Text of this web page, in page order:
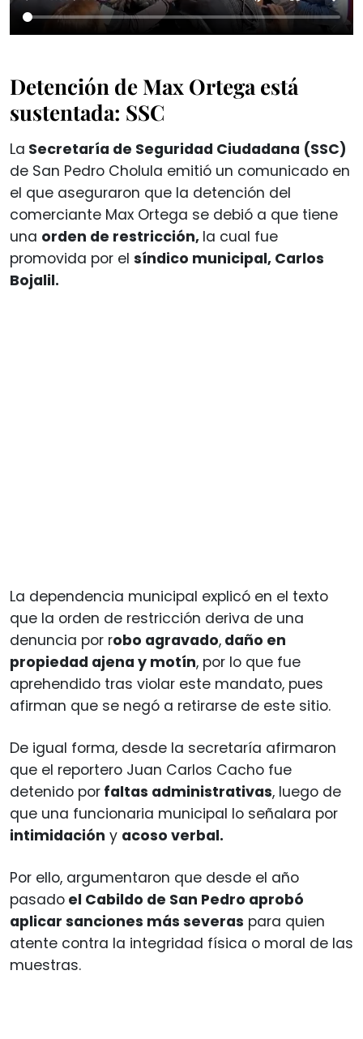
Detención de Max Ortega está
sustentada: SSC
La Secretaría de Seguridad Ciudadana (SSC)
de San Pedro Cholula emitió un comunicado en
el que aseguraron que la detención del
comerciante Max Ortega se debió a que tiene
una orden de restricción, la cual fue
promovida por el síndico municipal, Carlos
Bojalil.
La dependencia municipal explicó en el texto
que la orden de restricción deriva de una
denuncia por robo agravado, daño en
propiedad ajena y motín, por lo que fue
aprehendido tras violar este mandato, pues
afirman que se negó a retirarse de este sitio.
De igual forma, desde la secretaría afirmaron
que el reportero Juan Carlos Cacho fue
detenido por faltas administrativas, luego de
que una funcionaria municipal lo señalara por
intimidación y acoso verbal.
Por ello, argumentaron que desde el año
pasado el Cabildo de San Pedro aprobó
aplicar sanciones más severas para quien
atente contra la integridad física o moral de las
muestras.